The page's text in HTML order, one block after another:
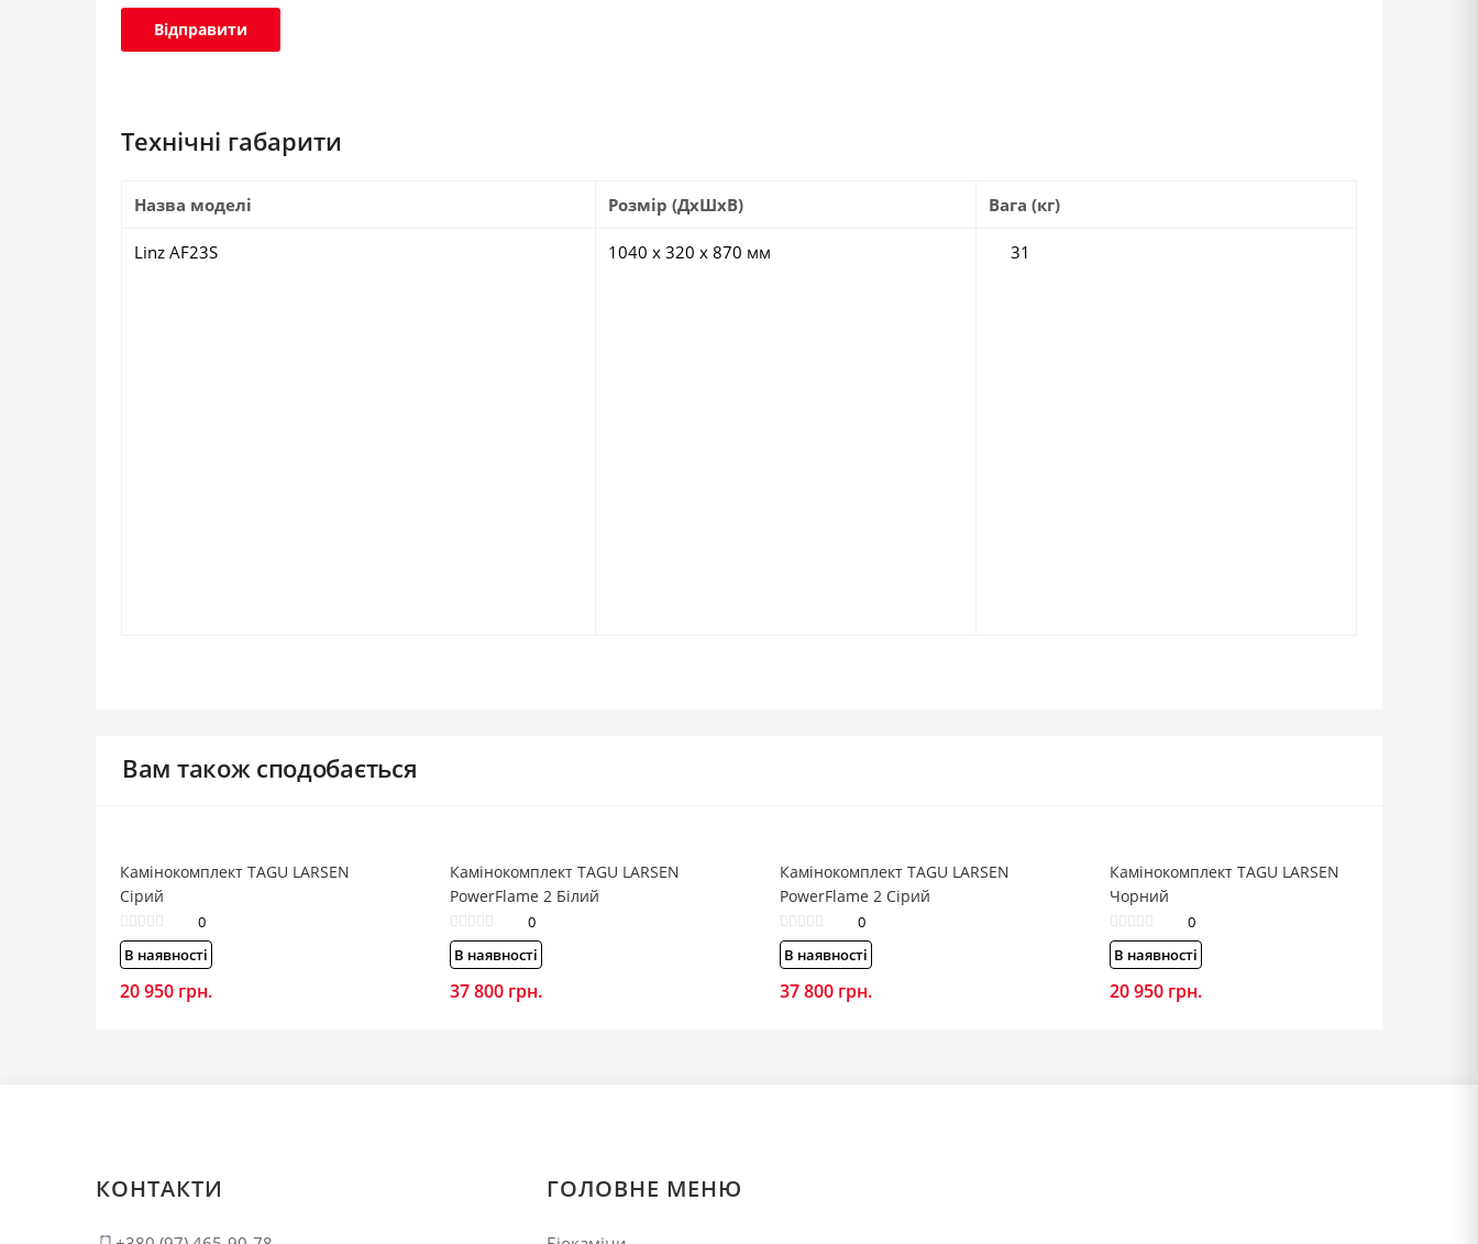
Технічні габарити
Назва моделі Розмір (ДхШхВ) Вага (кг)
Linz AF23S 1040 х 320 х 870 мм 31
Вам також сподобається
Камінокомплект TAGU LARSEN
Сірий
0
В наявності
20 950 грн.
Камінокомплект TAGU LARSEN
PowerFlame 2 Білий
0
В наявності
37 800 грн.
Камінокомплект TAGU LARSEN
PowerFlame 2 Сірий
0
В наявності
37 800 грн.
Камінокомплект TAGU LARSEN
Чорний
0
В наявності
20 950 грн.
КОНТАКТИ ГОЛОВНЕ МЕНЮ